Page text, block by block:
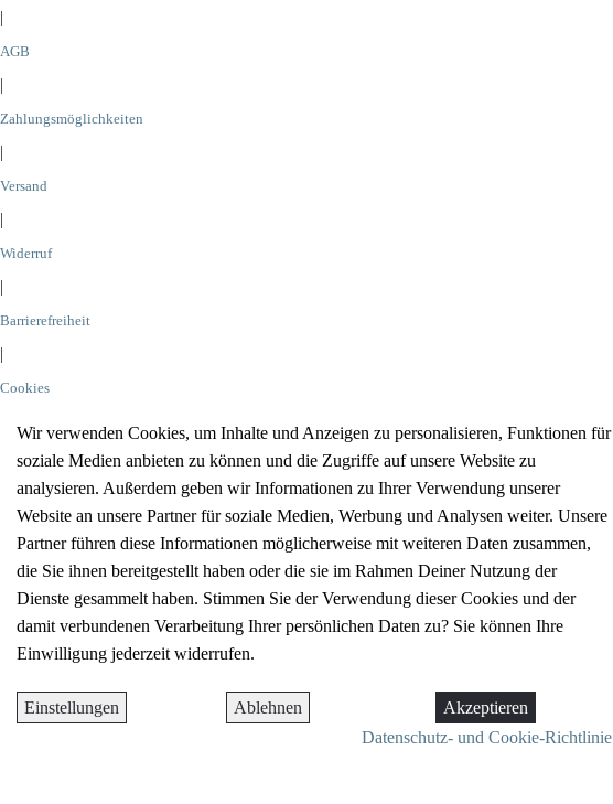
|
AGB
|
Zahlungsmöglichkeiten
|
Versand
|
Widerruf
|
Barrierefreiheit
|
Cookies
Wir verwenden Cookies, um Inhalte und Anzeigen zu personalisieren, Funktionen für
soziale Medien anbieten zu können und die Zugriffe auf unsere Website zu
analysieren. Außerdem geben wir Informationen zu Ihrer Verwendung unserer
Website an unsere Partner für soziale Medien, Werbung und Analysen weiter. Unsere
Partner führen diese Informationen möglicherweise mit weiteren Daten zusammen,
die Sie ihnen bereitgestellt haben oder die sie im Rahmen Deiner Nutzung der
Dienste gesammelt haben. Stimmen Sie der Verwendung dieser Cookies und der
damit verbundenen Verarbeitung Ihrer persönlichen Daten zu? Sie können Ihre
Einwilligung jederzeit widerrufen.
Einstellungen Ablehnen
Akzeptieren
Datenschutz- und Cookie-Richtlinie